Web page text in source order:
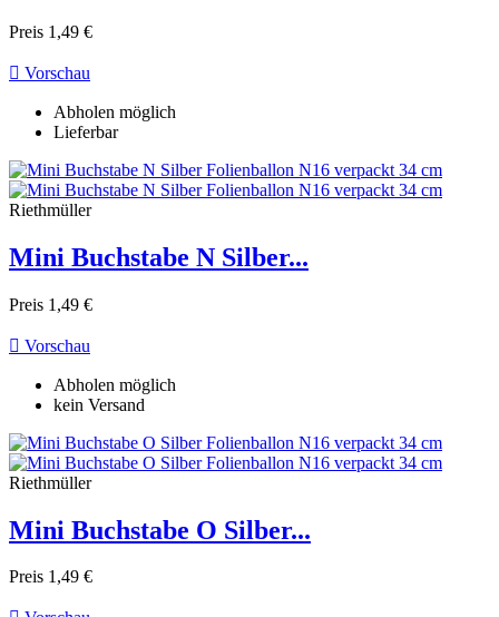
Preis 1,49 €
 Vorschau
Abholen möglich
Lieferbar
Riethmüller
Mini Buchstabe N Silber...
Preis 1,49 €
 Vorschau
Abholen möglich
kein Versand
Riethmüller
Mini Buchstabe O Silber...
Preis 1,49 €